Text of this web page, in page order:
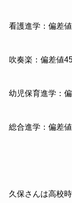
看護進学：偏差
吹奏楽：偏差値
幼児保育進学：
総合進学：偏差
久保さんは高校